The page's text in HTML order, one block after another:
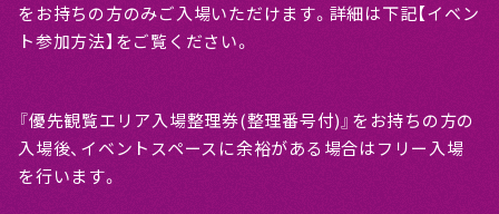
をお持ちの方のみご入場いただけます。詳細は下記【イベン
ト参加方法】をご覧ください。
『優先観覧エリア入場整理券(整理番号付)』をお持ちの方の
入場後、イベントスペースに余裕がある場合はフリー入場
を行います。